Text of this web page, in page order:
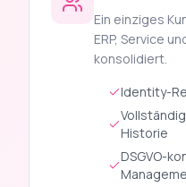
Ein einziges
ERP, Service
konsolidiert.
Identity-
Historie
DSGVO-